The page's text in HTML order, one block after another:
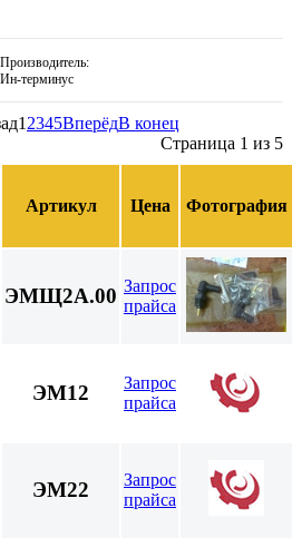
Производитель:
Ин-терминус
1 2345ВперёдВ конец
Страница 1 из 5
Артикул Цена Фотография
ЭМЩ2А.00 Запрос
прайса
ЭМ12
Запрос
прайса
ЭМ22
Запрос
прайса